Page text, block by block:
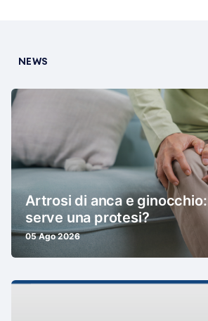
NEWS
Artrosi di anca e
serve una protesi?
05 Ago 2026